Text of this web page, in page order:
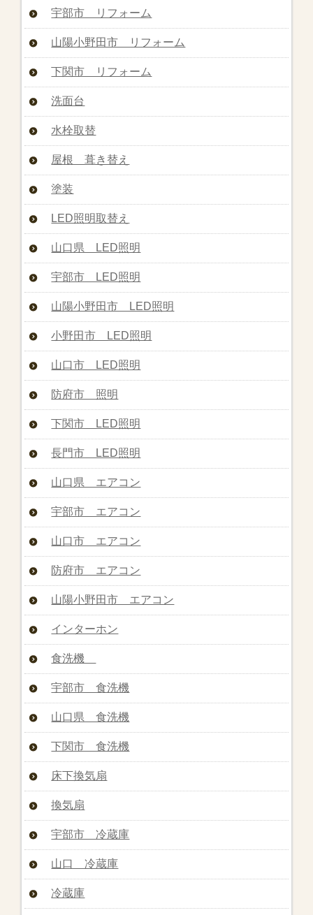
宇部市 リフォーム
山陽小野田市 リフォーム
下関市 リフォーム
洗面台
水栓取替
屋根 葺き替え
塗装
LED照明取替え
山口県 LED照明
宇部市 LED照明
山陽小野田市 LED照明
小野田市 LED照明
山口市 LED照明
防府市 照明
下関市 LED照明
長門市 LED照明
山口県 エアコン
宇部市 エアコン
山口市 エアコン
防府市 エアコン
山陽小野田市 エアコン
インターホン
食洗機
宇部市 食洗機
山口県 食洗機
下関市 食洗機
床下換気扇
換気扇
宇部市 冷蔵庫
山口 冷蔵庫
冷蔵庫